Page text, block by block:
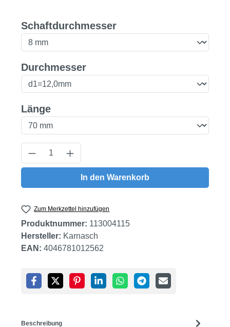
Schaftdurchmesserauswählen
Durchmesserauswählen
Längeauswählen
Produkt Anzahl: Gib den gewünschten
In den Warenkorb
Zum Merkzettel hinzufügen
Produktnummer: 113004115
Hersteller: Karnasch
EAN: 4046781012562
Beschreibung